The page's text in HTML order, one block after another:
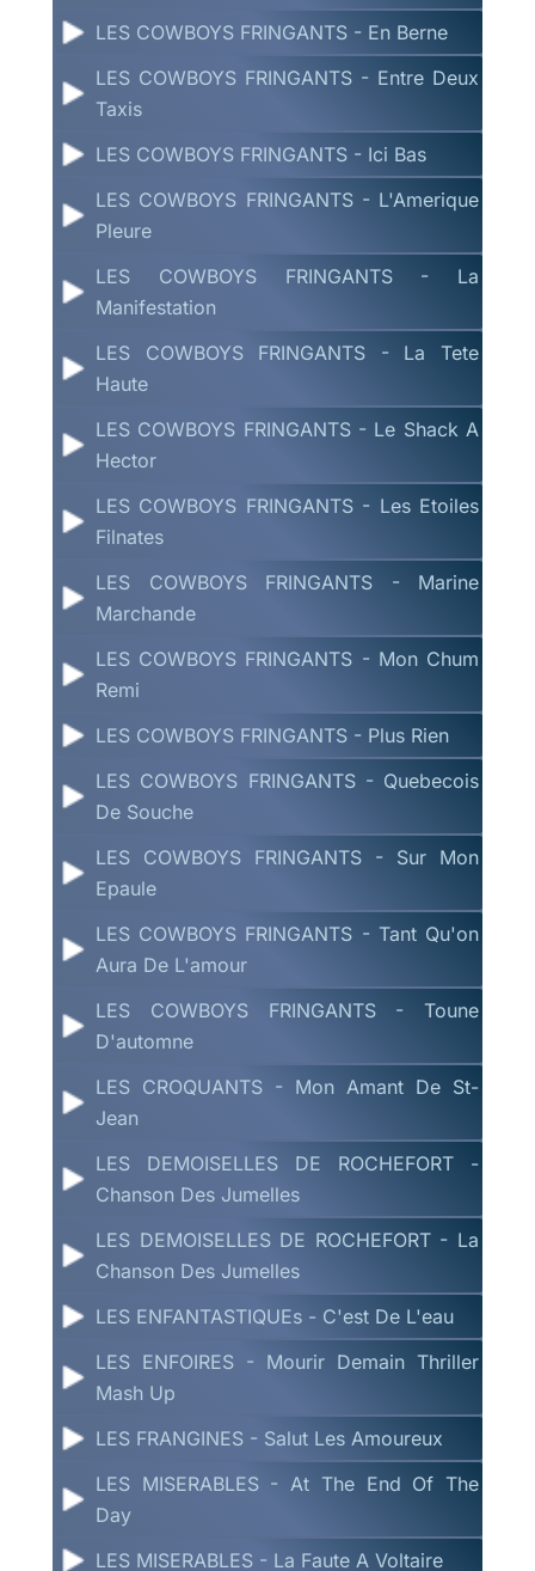
LES COWBOYS FRINGANTS - En Berne
LES COWBOYS FRINGANTS - Entre Deux
Taxis
LES COWBOYS FRINGANTS - Ici Bas
LES COWBOYS FRINGANTS - L'Amerique
Pleure
LES COWBOYS FRINGANTS - La
Manifestation
LES COWBOYS FRINGANTS - La Tete
Haute
LES COWBOYS FRINGANTS - Le Shack A
Hector
LES COWBOYS FRINGANTS - Les Etoiles
Filnates
LES COWBOYS FRINGANTS - Marine
Marchande
LES COWBOYS FRINGANTS - Mon Chum
Remi
LES COWBOYS FRINGANTS - Plus Rien
LES COWBOYS FRINGANTS - Quebecois
De Souche
LES COWBOYS FRINGANTS - Sur Mon
Epaule
LES COWBOYS FRINGANTS - Tant Qu'on
Aura De L'amour
LES COWBOYS FRINGANTS - Toune
D'automne
LES CROQUANTS - Mon Amant De St-
Jean
LES DEMOISELLES DE ROCHEFORT -
Chanson Des Jumelles
LES DEMOISELLES DE ROCHEFORT - La
Chanson Des Jumelles
LES ENFANTASTIQUEs - C'est De L'eau
LES ENFOIRES - Mourir Demain Thriller
Mash Up
LES FRANGINES - Salut Les Amoureux
LES MISERABLES - At The End Of The
Day
LES MISERABLES - La Faute A Voltaire